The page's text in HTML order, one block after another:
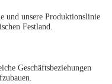
und unsere Produktionslinie
Festland.
Geschäftsbeziehungen